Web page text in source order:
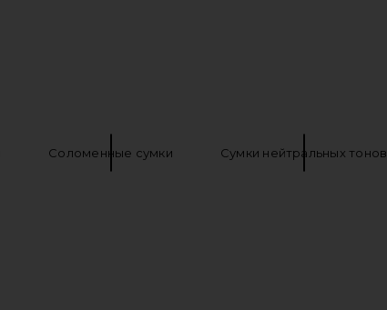
Соломенные сумки Сумки нейтральных тонов